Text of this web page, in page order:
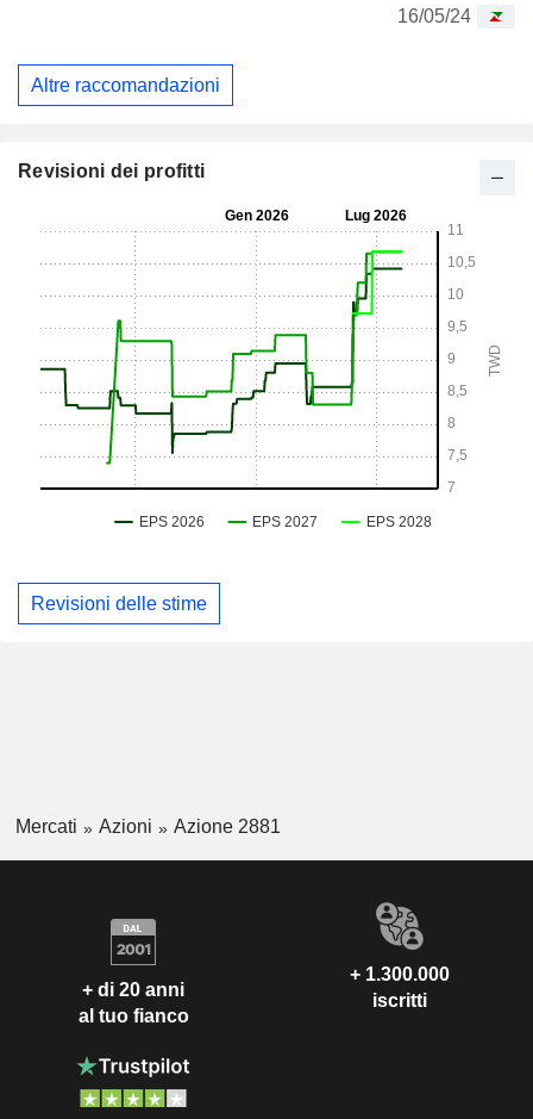
16/05/24
Altre raccomandazioni
Revisioni dei profitti
Revisioni delle stime
Mercati Azioni Azione 2881
+ di 20 anni
al tuo fianco
+ 1.300.000
iscritti